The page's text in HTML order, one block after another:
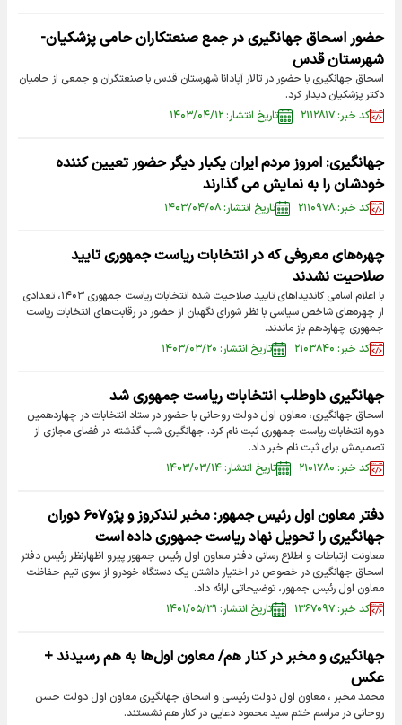
حضور اسحاق جهانگیری در جمع صنعتکاران حامی پزشکیان-
شهرستان قدس
اسحاق جهانگیری با حضور در تالار آپادانا شهرستان قدس با صنعتگران و جمعی از حامیان
دکتر پزشکیان دیدار کرد.
کد خبر: ۲۱۱۲۸۱۷
تاریخ انتشار: ۱۴۰۳/۰۴/۱۲
جهانگیری: امروز مردم ایران یکبار دیگر حضور تعیین کننده
خودشان را به نمایش می گذارند
کد خبر: ۲۱۱۰۹۷۸ تاریخ انتشار: ۱۴۰۳/۰۴/۰۸
چهره‌های معروفی که در انتخابات ریاست جمهوری تایید
صلاحیت نشدند
با اعلام اسامی کاندیدا‌های تایید صلاحیت شده انتخابات ریاست جمهوری ۱۴۰۳، تعدادی
از چهره‌های شاخص سیاسی با نظر شورای نگهبان از حضور در رقابت‌های انتخابات ریاست
جمهوری چهاردهم باز ماندند.
کد خبر: ۲۱۰۳۸۴۰
تاریخ انتشار: ۱۴۰۳/۰۳/۲۰
جهانگیری داوطلب انتخابات ریاست جمهوری شد
اسحاق جهانگیری، معاون اول دولت روحانی با حضور در ستاد انتخابات در چهاردهمین
دوره انتخابات ریاست جمهوری ثبت نام کرد. جهانگیری شب گذشته در فضای مجازی از
تصمیمش برای ثبت نام خبر داد.
کد خبر: ۲۱۰۱۷۸۰
تاریخ انتشار: ۱۴۰۳/۰۳/۱۴
دفتر معاون اول رئیس جمهور: مخبر لندکروز و پژو۶۰۷ دوران
جهانگیری را تحویل نهاد ریاست جمهوری داده است
معاونت ارتباطات و اطلاع رسانی دفتر معاون اول رئیس جمهور پیرو اظهارنظر رئیس دفتر
اسحاق جهانگیری در خصوص در اختیار داشتن یک دستگاه خودرو از سوی تیم حفاظت
معاون اول رئیس جمهور، توضیحاتی ارائه داد.
کد خبر: ۱۳۶۷۰۹۷
تاریخ انتشار: ۱۴۰۱/۰۵/۳۱
جهانگیری و مخبر در کنار هم/ معاون اول‌ها به هم رسیدند +
عکس
محمد مخبر ، معاون اول دولت رئیسی و اسحاق جهانگیری معاون اول دولت حسن
روحانی در مراسم ختم سید محمود دعایی در کنار هم نشستند.